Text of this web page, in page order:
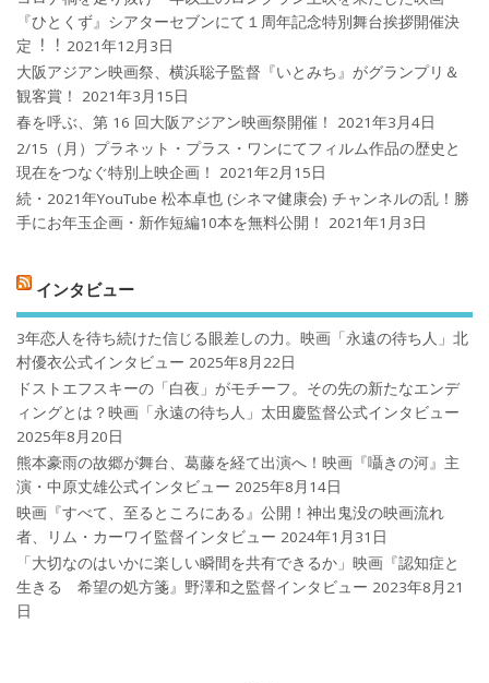
『ひとくず』シアターセブンにて１周年記念特別舞台挨拶開催決
定︕︕ 2021年12月3日
大阪アジアン映画祭、横浜聡子監督『いとみち』がグランプリ＆
観客賞！
2021年3月15日
春を呼ぶ、第 16 回大阪アジアン映画祭開催！
2021年3月4日
2/15（月）プラネット・プラス・ワンにてフィルム作品の歴史と
現在をつなぐ特別上映企画！
2021年2月15日
続・2021年YouTube 松本卓也 (シネマ健康会) チャンネルの乱！勝
手にお年玉企画・新作短編10本を無料公開！
2021年1月3日
インタビュー
3年恋人を待ち続けた信じる眼差しの力。映画「永遠の待ち人」北
村優衣公式インタビュー 2025年8月22日
ドストエフスキーの「白夜」がモチーフ。その先の新たなエンデ
ィングとは？映画「永遠の待ち人」太田慶監督公式インタビュー
2025年8月20日
熊本豪雨の故郷が舞台、葛藤を経て出演へ！映画『囁きの河』主
演・中原丈雄公式インタビュー 2025年8月14日
映画『すべて、至るところにある』公開！神出鬼没の映画流れ
者、リム・カーワイ監督インタビュー 2024年1月31日
「大切なのはいかに楽しい瞬間を共有できるか」映画『認知症と
生きる 希望の処方箋』野澤和之監督インタビュー 2023年8月21
日